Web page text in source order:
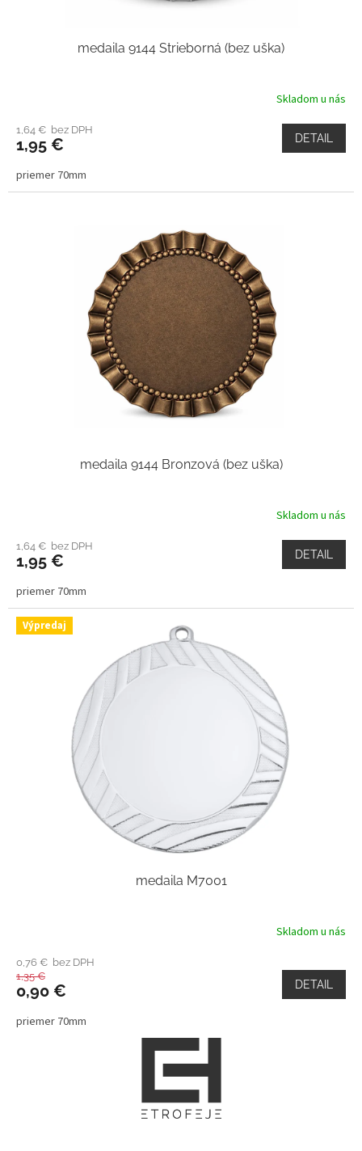
medaila 9144 Strieborná (bez uška)
Skladom u nás
1,64 € bez DPH
1,95 € DETAIL
priemer 70mm
medaila 9144 Bronzová (bez uška)
Skladom u nás
1,64 € bez DPH
1,95 € DETAIL
priemer 70mm
Výpredaj
medaila M7001
Skladom u nás
0,76 € bez DPH
1,35 €
0,90 € DETAIL
priemer 70mm